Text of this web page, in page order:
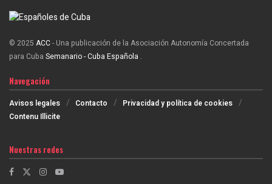
© 2025 ACC- Una publicación de la Asociación Autonomía Concertada
para Cuba Semanario - Cuba Española .
Navegación
Avisos legales Contacto
Privacidad y política de cookies
Contenu Illicite
Nuestras redes